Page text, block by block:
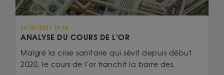
14/05/2021 10:48
ANALYSE DU COURS DE L’OR
Malgré la crise sanitaire qui sévit depuis début
2020, le cours de l’or franchit la barre des...